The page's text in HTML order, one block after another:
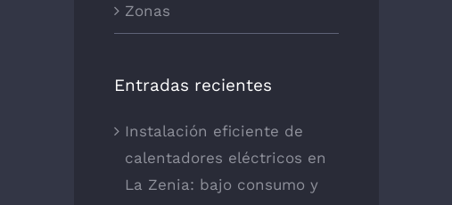
Zonas
Entradas recientes
Instalación eficiente de
calentadores eléctricos en
La Zenia: bajo consumo y